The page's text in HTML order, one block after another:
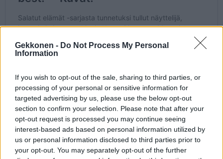
Gekkonen - Do Not Process My Personal
Information
If you wish to opt-out of the sale, sharing to third parties, or
processing of your personal or sensitive information for
targeted advertising by us, please use the below opt-out
section to confirm your selection. Please note that after your
opt-out request is processed you may continue seeing
interest-based ads based on personal information utilized by
us or personal information disclosed to third parties prior to
your opt-out. You may separately opt-out of the further